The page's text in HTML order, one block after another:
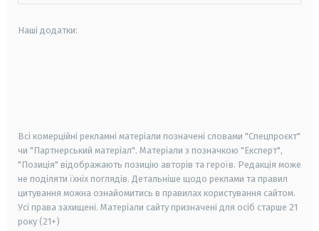
Наші додатки:
Всі комерційні рекламні матеріали позначені словами "Спецпроєкт"
чи "Партнерський матеріал". Матеріали з позначкою "Експерт",
"Позиція" відображають позицію авторів та героїв. Редакція може
не поділяти їхніх поглядів. Детальніше щодо реклами та правил
цитування можна ознайомитись в правилах користування сайтом.
Усі права захищені. Матеріали сайту призначені для осіб старше 21
року (21+)